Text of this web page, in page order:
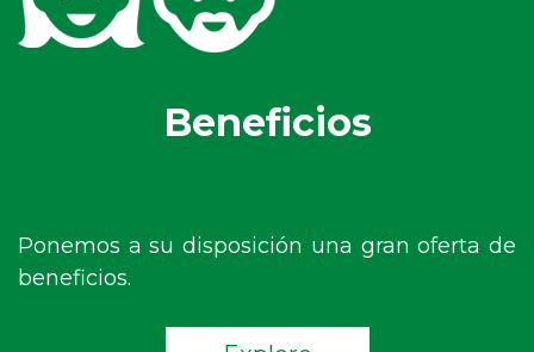
Beneficios
Ponemos a su disposición una gran oferta de
beneficios.